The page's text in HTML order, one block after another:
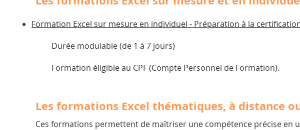
Formation Excel sur mesure en individuel - Préparation à la
​Durée modulable (de 1 à 7 jours)
Formation éligible au CPF (Compte Personnel de Formation).
Les formations Excel thématiques, à distance
Ces formations permettent de maîtriser une compétence précise en